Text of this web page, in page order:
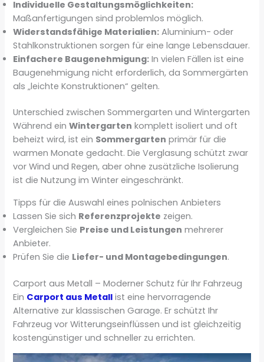
Individuelle Gestaltungsmöglichkeiten:
Maßanfertigungen sind problemlos möglich.
Widerstandsfähige Materialien: Aluminium- oder
Stahlkonstruktionen sorgen für eine lange Lebensdauer.
Einfachere Baugenehmigung: In vielen Fällen ist eine
Baugenehmigung nicht erforderlich, da Sommergärten
als „leichte Konstruktionen“ gelten.
Unterschied zwischen Sommergarten und Wintergarten
Während einWintergarten komplett isoliert und oft
beheizt wird, ist ein Sommergarten primär für die
warmen Monate gedacht. Die Verglasung schützt zwar
vor Wind und Regen, aber ohne zusätzliche Isolierung
ist die Nutzung im Winter eingeschränkt.
Tipps für die Auswahl eines polnischen Anbieters
Lassen Sie sich Referenzprojekte zeigen.
Vergleichen Sie Preise und Leistungen mehrerer
Anbieter.
Prüfen Sie die Liefer- und Montagebedingungen.
Carport aus Metall – Moderner Schutz für Ihr Fahrzeug
Ein Carport aus Metall ist eine hervorragende
Alternative zur klassischen Garage. Er schützt Ihr
Fahrzeug vor Witterungseinflüssen und ist gleichzeitig
kostengünstiger und schneller zu errichten.